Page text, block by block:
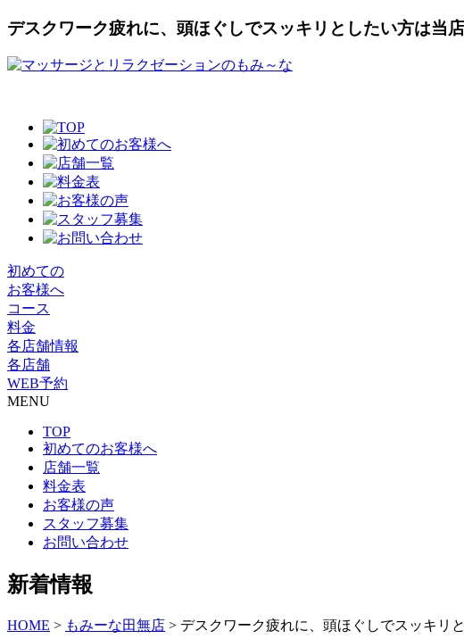
デスクワーク疲れに、頭ほぐしでスッキリとしたい方は当
初めての
お客様へ
コース
料金
各店舗情報
各店舗
WEB予約
MENU
TOP
初めてのお客様へ
店舗一覧
料金表
お客様の声
スタッフ募集
お問い合わせ
新着情報
HOME > もみーな田無店 > デスクワーク疲れに、頭ほぐしでスッキリ